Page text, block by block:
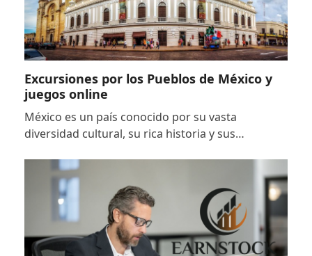
Excursiones por los Pueblos de México y
juegos online
México es un país conocido por su vasta
diversidad cultural, su rica historia y sus…